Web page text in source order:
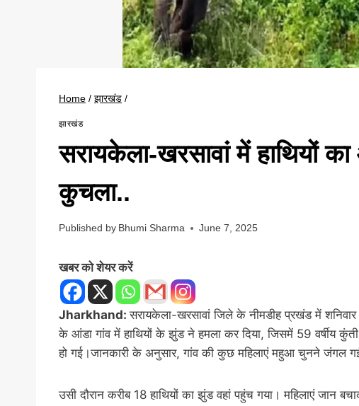
Home / झारखंड /
झारखंड
सरायकेला-खरसावां में हाथियों
कुचला..
Published by Bhumi Sharma June 7, 2025
खबर को शेयर करें
Jharkhand:सरायकेला-खरसावां जिले के नीमडीह प्रखंड में
के आंडा गांव में हाथियों के झुंड ने हमला कर दिया, जिसमें 59 वर्षीय
हो गई।जानकारी के अनुसार, गांव की कुछ महिलाएं महुआ चुनने जंगल
उसी दौरान करीब 18 हाथियों का झुंड वहां पहुंच गया। महिलाएं जान